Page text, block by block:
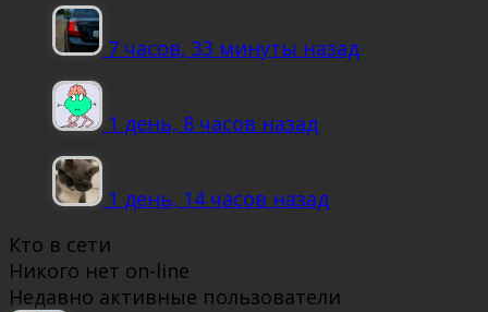
7 часов, 33 минуты назад
1 день, 8 часов назад
1 день, 14 часов назад
Кто в сети
Никого нет on-line
Недавно активные пользователи